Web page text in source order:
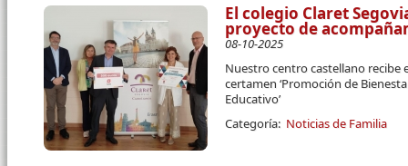
El colegio Claret
proyecto de
08-10-2025
Nuestro centro castellano recibe
certamen ‘Promoción de
Educativo’
Categoría: Noticias de Familia